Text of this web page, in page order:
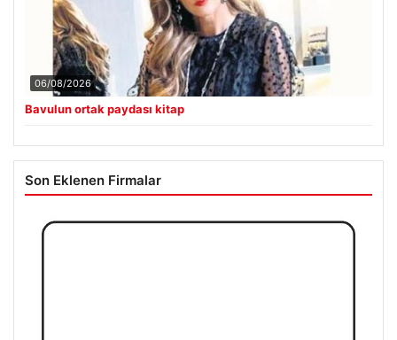
06/08/2026
Bavulun ortak paydası kitap
Son Eklenen Firmalar